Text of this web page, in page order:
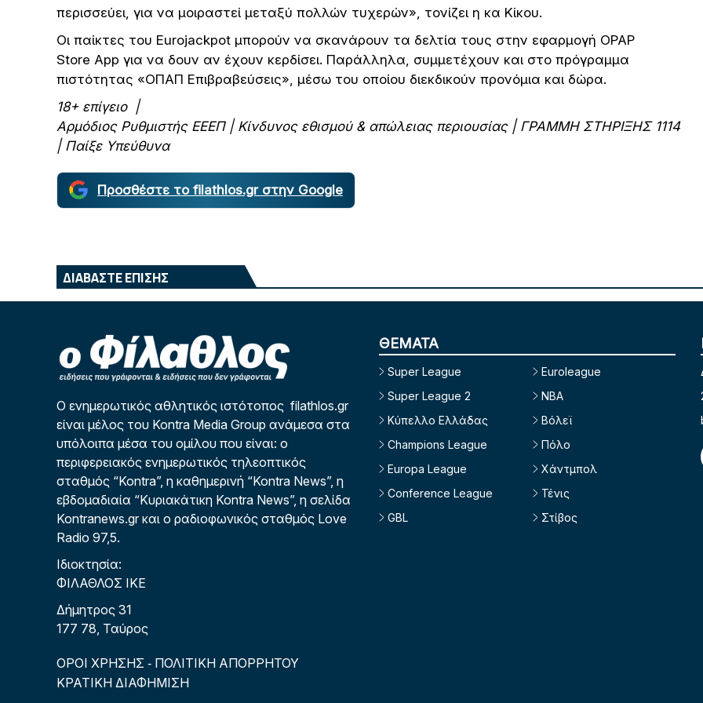
περισσεύει, για να μοιραστεί μεταξύ πολλών τυχερών», τονίζει η κα Κίκου.
Οι παίκτες του Eurojackpot μπορούν να σκανάρουν τα δελτία τους στην εφαρμογή OPAP
Store App για να δουν αν έχουν κερδίσει. Παράλληλα, συμμετέχουν και στο πρόγραμμα
πιστότητας «ΟΠΑΠ Επιβραβεύσεις», μέσω του οποίου διεκδικούν προνόμια και δώρα.
18+ επίγειο |
Αρμόδιος Ρυθμιστής ΕΕΕΠ | Κίνδυνος εθισμού & απώλειας περιουσίας | ΓΡΑΜΜΗ ΣΤΗΡΙΞΗΣ 1114
| Παίξε Υπεύθυνα
Προσθέστε το filathlos.gr στην Google
ΔΙΑΒΑΣΤΕ ΕΠΙΣΗΣ
Ο ενημερωτικός αθλητικός ιστότοπος filathlos.gr
είναι μέλος του Kontra Media Group ανάμεσα στα
υπόλοιπα μέσα του ομίλου που είναι: ο
περιφερειακός ενημερωτικός τηλεοπτικός
σταθμός “Kontra”, η καθημερινή “Kontra News”, η
εβδομαδιαία “Κυριακάτικη Kontra News”, η σελίδα
Kontranews.gr και ο ραδιοφωνικός σταθμός Love
Radio 97,5.
Ιδιοκτησία:
ΦΙΛΑΘΛΟΣ ΙΚΕ
Δήμητρος 31
177 78, Ταύρος
ΟΡΟΙ ΧΡΗΣΗΣ - ΠΟΛΙΤΙΚΗ ΑΠΟΡΡΗΤΟΥ
ΚΡΑΤΙΚΗ ΔΙΑΦΗΜΙΣΗ
ΘΕΜΑΤΑ
Super League
Super League 2
Κύπελλο Ελλάδας
Champions League
Europa League
Conference League
GBL
Euroleague
NBA
Βόλεϊ
Πόλο
Χάντμπολ
Τένις
Στίβος